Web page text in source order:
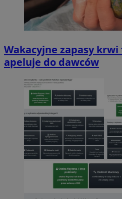
Wakacyjne zapasy krwi
apeluje do dawców